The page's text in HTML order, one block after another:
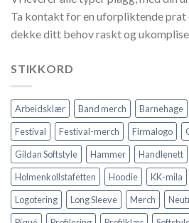
Ta kontakt for en uforpliktende prat
dekke ditt behov raskt og
STIKKORD
Arbeidsklær Band merch Barnehage
Festival
Festival-merch Firmalogo
Gildan Softstyle
Hammer Handlenett
Holmenkollstafetten
Hoodie KK-mila
Logotering
Long Sleeve Merch